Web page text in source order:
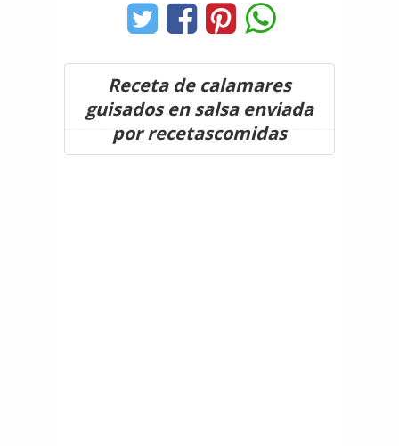
Receta de calamares
guisados en salsa enviada
por recetascomidas